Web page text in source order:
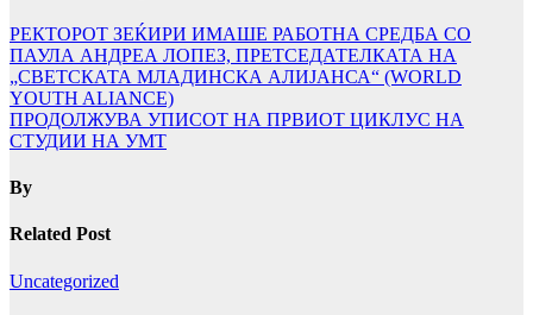
РЕКТОРОТ ЗЕЌИРИ ИМАШЕ РАБОТНА СРЕДБА СО
ПАУЛА АНДРЕА ЛОПЕЗ, ПРЕТСЕДАТЕЛКАТА НА
„СВЕТСКАТА МЛАДИНСКА АЛИЈАНСА“ (WORLD
YOUTH ALIANCE)
ПРОДОЛЖУВА УПИСОТ НА ПРВИОТ ЦИКЛУС НА
СТУДИИ НА УМТ
By
Related Post
Uncategorized